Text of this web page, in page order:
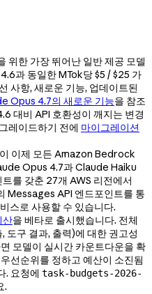
위한 가장 뛰어난 일반 제공 모델
과 동일한 MTok당 $5 / $25 가
사항, 새로운 기능, 업데이트된
Opus 4.7의 새로운 기능을 참조
대비 API 호환성이 깨지는 변경
레이드하기 전에 마이그레이션
이 이제 모든 Amazon Bedrock
Opus 4.7과 Claude Haiku
를 갖춘 27개 AWS 리전에서
Messages API 엔드포인트를 통
스로 사용할 수 있습니다.
산을 베타로 출시했습니다. 전체
도구 결과, 출력)에 대한 권고성
모델이 실시간 카운트다운을 확
선순위를 정하고 예산이 소진됨
. 요청에 task-budgets-2026-
.